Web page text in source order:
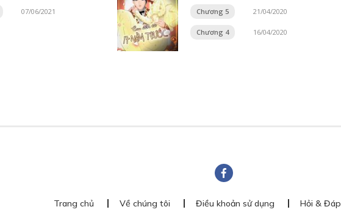
07/06/2021 Chương 5 21/04/2020
Chương 4 16/04/2020
Trang chủ Về chúng tôi Điều khoản sử dụng Hỏi & Đáp